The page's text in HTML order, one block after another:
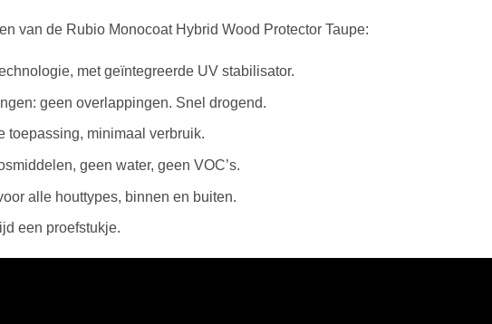
van de Rubio Monocoat Hybrid Wood Protector Taupe:
met geïntegreerde UV stabilisator.
geen overlappingen. Snel drogend.
toepassing, minimaal verbruik.
geen water, geen VOC’s.
alle houttypes, binnen en buiten.
een proefstukje.